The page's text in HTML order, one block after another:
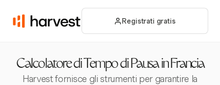
Registrati gratis
Calcolatore di Tempo di Pausa in Francia
Harvest fornisce gli strumenti per garantire la